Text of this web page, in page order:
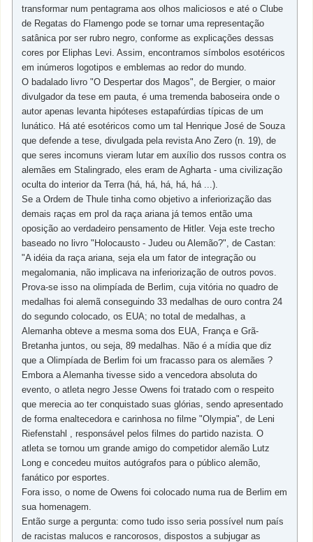
transformar num pentagrama aos olhos maliciosos e até o Clube
de Regatas do Flamengo pode se tornar uma representação
satânica por ser rubro negro, conforme as explicações dessas
cores por Eliphas Levi. Assim, encontramos símbolos esotéricos
em inúmeros logotipos e emblemas ao redor do mundo.
O badalado livro "O Despertar dos Magos", de Bergier, o maior
divulgador da tese em pauta, é uma tremenda baboseira onde o
autor apenas levanta hipóteses estapafúrdias típicas de um
lunático. Há até esotéricos como um tal Henrique José de Souza
que defende a tese, divulgada pela revista Ano Zero (n. 19), de
que seres incomuns vieram lutar em auxílio dos russos contra os
alemães em Stalingrado, eles eram de Agharta - uma civilização
oculta do interior da Terra (há, há, há, há, há ...).
Se a Ordem de Thule tinha como objetivo a inferiorização das
demais raças em prol da raça ariana já temos então uma
oposição ao verdadeiro pensamento de Hitler. Veja este trecho
baseado no livro "Holocausto - Judeu ou Alemão?", de Castan:
"A idéia da raça ariana, seja ela um fator de integração ou
megalomania, não implicava na inferiorização de outros povos.
Prova-se isso na olimpíada de Berlim, cuja vitória no quadro de
medalhas foi alemã conseguindo 33 medalhas de ouro contra 24
do segundo colocado, os EUA; no total de medalhas, a
Alemanha obteve a mesma soma dos EUA, França e Grã-
Bretanha juntos, ou seja, 89 medalhas. Não é a mídia que diz
que a Olimpíada de Berlim foi um fracasso para os alemães ?
Embora a Alemanha tivesse sido a vencedora absoluta do
evento, o atleta negro Jesse Owens foi tratado com o respeito
que merecia ao ter conquistado suas glórias, sendo apresentado
de forma enaltecedora e carinhosa no filme "Olympia", de Leni
Riefenstahl , responsável pelos filmes do partido nazista. O
atleta se tornou um grande amigo do competidor alemão Lutz
Long e concedeu muitos autógrafos para o público alemão,
fanático por esportes.
Fora isso, o nome de Owens foi colocado numa rua de Berlim em
sua homenagem.
Então surge a pergunta: como tudo isso seria possível num país
de racistas malucos e rancorosos, dispostos a subjugar as